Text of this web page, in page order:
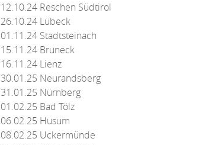
12.10.24 Reschen Südtirol
26.10.24 Lübeck
01.11.24 Stadtsteinach
15.11.24 Bruneck
16.11.24 Lienz
30.01.25 Neurandsberg
31.01.25 Nürnberg
01.02.25 Bad Tölz
06.02.25 Husum
08.02.25 Uckermünde